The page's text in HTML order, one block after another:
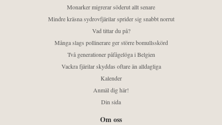
Monarker migrerar söderut allt senare
Mindre kräsna sydrovfjärilar sprider sig snabbt norrut
Vad tittar du på?
Många slags pollinerare ger större bomullsskörd
Två generationer påfågelöga i Belgien
Vackra fjärilar skyddas oftare än alldagliga
Kalender
Anmäl dig här!
Din sida
Om oss